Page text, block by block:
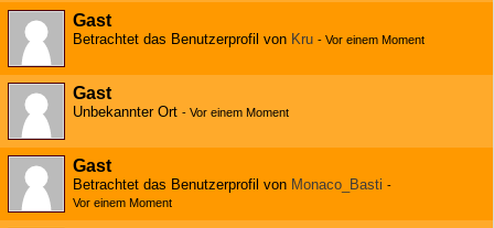
Gast
Betrachtet das Benutzerprofil von Kru - Vor einem Moment
Gast
Unbekannter Ort - Vor einem Moment
Gast
Betrachtet das Benutzerprofil von Monaco_Basti -
Vor einem Moment